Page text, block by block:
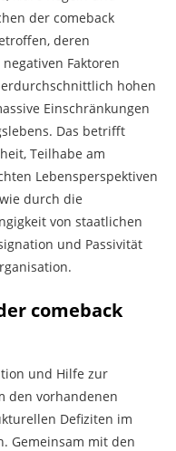
der comeback
deren
Faktoren
hohen
Einschränkungen
Das betrifft
Teilhabe am
Lebensperspektiven
durch die
von staatlichen
und Passivität
comeback
und Hilfe zur
den vorhandenen
Defiziten im
Gemeinsam mit den